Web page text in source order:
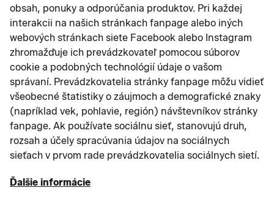
obsah, ponuky a odporúčania produktov. Pri každej
interakcii na našich stránkach fanpage alebo iných
webových stránkach siete Facebook alebo Instagram
zhromažďuje ich prevádzkovateľ pomocou súborov
cookie a podobných technológií údaje o vašom
správaní. Prevádzkovatelia stránky fanpage môžu vidieť
všeobecné štatistiky o záujmoch a demografické znaky
(napríklad vek, pohlavie, región) návštevníkov stránky
fanpage. Ak používate sociálnu sieť, stanovujú druh,
rozsah a účely spracúvania údajov na sociálnych
sieťach v prvom rade prevádzkovatelia sociálnych sietí.
Ďalšie informácie